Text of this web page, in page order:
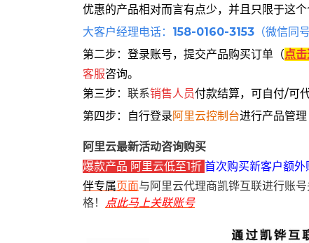
优惠的产品相对而言有点少，并且只限于这
大客户经理电话： 158-0160-3153 （微信同号
第二步：登录账号，提交产品购买订单（点
客服咨询。
第三步： 联系销售人员付款结算，可自付/可
第四步：自行登录 阿里云控制台进行产品管
阿里云最新活动咨询购买
爆款产品 阿里云低至1折 首次购买新客户额外
伴专属页面与阿里云代理商凯铧互联进行账
格！ 点此马上关联账号